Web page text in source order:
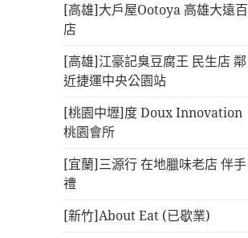
[高雄]大戶屋Ootoya 高雄大遠百
店
[高雄]江豪記臭豆腐王 民生店 鄰
近捷運中央公園站
[桃園中壢]度 Doux Innovation
桃園會所
[宜蘭]三源行 在地臘味老店 伴手
禮
[新竹]About Eat (已歇業)